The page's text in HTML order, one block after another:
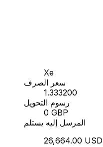
Xe
سعر الصرف
1.333200
رسوم التحويل
0 GBP
المرسل إليه يستلم
26,664.00 USD